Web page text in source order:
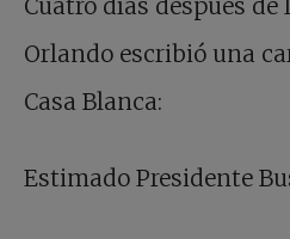
Cuatro días después de
Orlando escribió una
Casa Blanca:
Estimado Presidente